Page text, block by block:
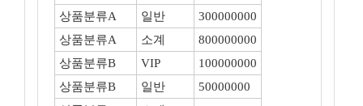
상품분류A
일반
300000000
상품분류A
소계
800000000
상품분류B
VIP
100000000
상품분류B
일반
50000000